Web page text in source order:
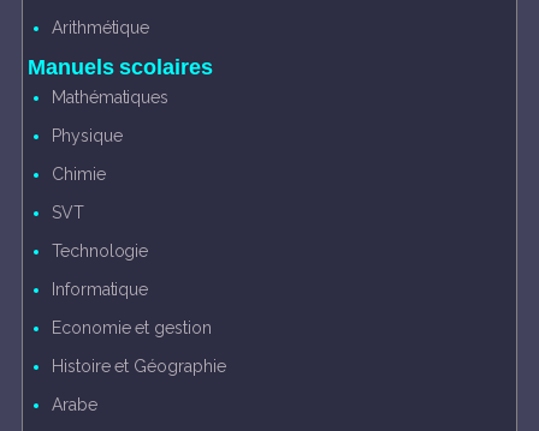
Arithmétique
Manuels scolaires
Mathématiques
Physique
Chimie
SVT
Technologie
Informatique
Economie et gestion
Histoire et Géographie
Arabe